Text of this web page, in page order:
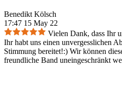
Benedikt Kölsch
17:47 15 May 22
Vielen Dank, dass Ihr
Ihr habt uns einen unvergesslichen
Stimmung bereitet!:) Wir können
freundliche Band uneingeschränkt